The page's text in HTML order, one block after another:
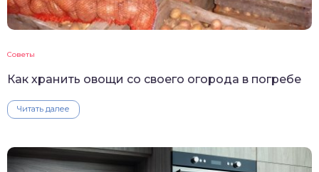
Советы
Как хранить овощи со своего огорода в погребе
Читать далее